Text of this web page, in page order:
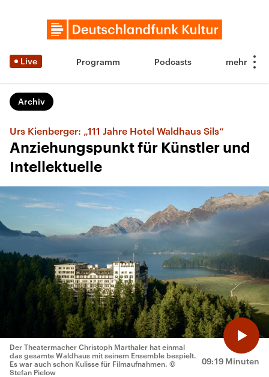
Live Programm Podcasts
Archiv
Urs Kienberger: „111 Jahre Hotel Waldhaus Sils“
Anziehungspunkt für Künstler und
Intellektuelle
09:19 Minuten
Der Theatermacher Christoph Marthaler hat einmal
das gesamte Waldhaus mit seinem Ensemble bespielt.
Es war auch schon Kulisse für Filmaufnahmen. ©
Stefan Pielow